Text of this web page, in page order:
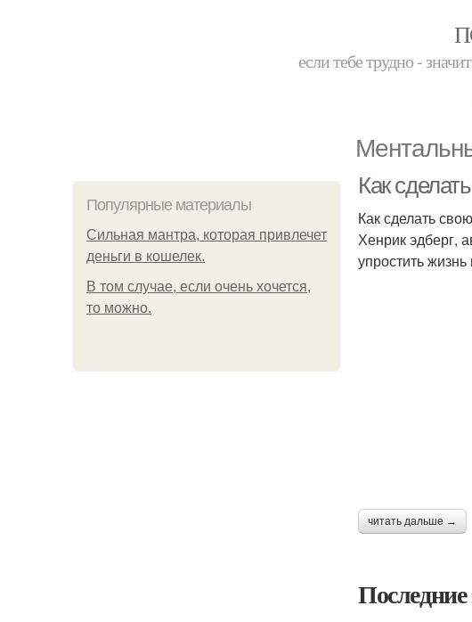
если тебе трудно -
Популярные материалы
Сильная мантра, которая привлечет
деньги в кошелек.
В том случае, если очень хочется,
то можно.
Как
Как сделать
Хенрик эдберг,
упростить
читать дальше →
Последние